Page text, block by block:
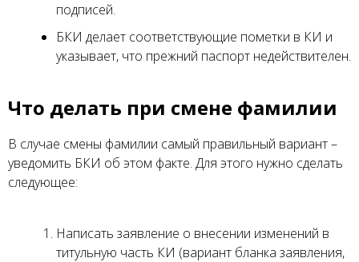
подписей.
БКИ делает соответствующие пометки в КИ и
указывает, что прежний паспорт недействителен.
Что делать при смене фамилии
В случае смены фамилии самый правильный вариант –
уведомить БКИ об этом факте. Для этого нужно сделать
следующее:
Написать заявление о внесении изменений в
титульную часть КИ (вариант бланка заявления,